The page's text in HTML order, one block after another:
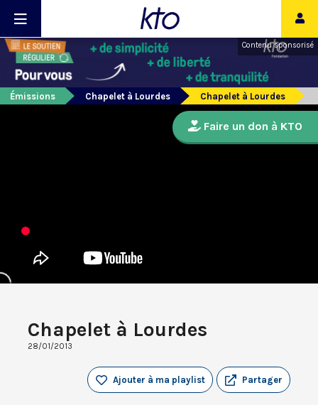
Contenu sponsorisé
Émissions Chapelet à Lourdes Chapelet à Lourdes
Chapelet à Lourdes
28/01/2013
Partager
Ajouter à ma playlist
Faire un don à KTO